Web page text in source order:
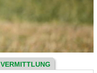
VERMITTLUNG